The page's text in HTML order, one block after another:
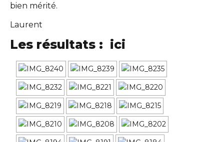
bien mérité.
Laurent
Les résultats : ici